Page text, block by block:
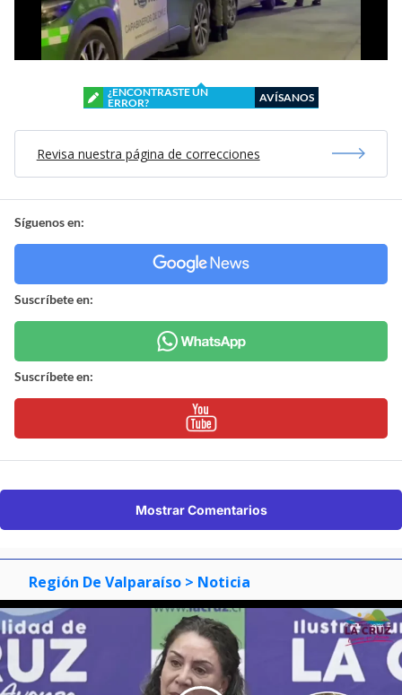
¿ENCONTRASTE UN
ERROR?
AVÍSANOS
Revisa nuestra página de correcciones
Síguenos en:
Suscríbete en:
Suscríbete en:
Mostrar Comentarios
Región De Valparaíso > Noticia